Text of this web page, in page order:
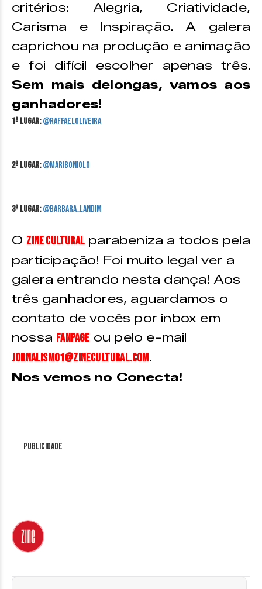
critérios: Alegria, Criatividade,
Carisma e Inspiração. A galera
caprichou na produção e animação
e foi difícil escolher apenas três.
Sem mais delongas, vamos aos
ganhadores!
1ª Lugar:@raffaeloliveira
2º Lugar:@mariboniolo
3º Lugar:@barbara_landim
O Zine Cultural parabeniza a todos pela
participação! Foi muito legal ver a
galera entrando nesta dança! Aos
três ganhadores, aguardamos o
contato de vocês por inbox em
nossa fanpage ou pelo e-mail
jornalismo1@zinecultural.com.
Nos vemos no Conecta!
Publicidade